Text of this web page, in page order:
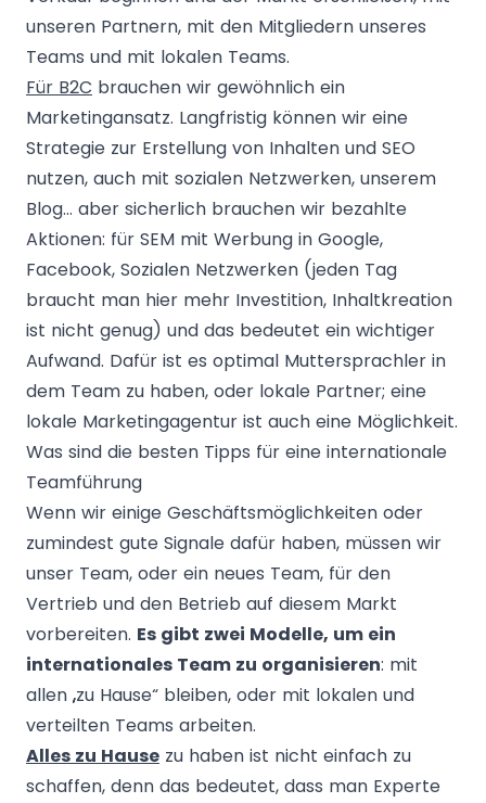
unseren Partnern, mit den Mitgliedern unseres
Teams und mit lokalen Teams.
Für B2C brauchen wir gewöhnlich ein
Marketingansatz. Langfristig können wir eine
Strategie zur Erstellung von Inhalten und SEO
nutzen, auch mit sozialen Netzwerken, unserem
Blog… aber sicherlich brauchen wir bezahlte
Aktionen: für SEM mit Werbung in Google,
Facebook, Sozialen Netzwerken (jeden Tag
braucht man hier mehr Investition, Inhaltkreation
ist nicht genug) und das bedeutet ein wichtiger
Aufwand. Dafür ist es optimal Muttersprachler in
dem Team zu haben, oder lokale Partner; eine
lokale Marketingagentur ist auch eine Möglichkeit.
Was sind die besten Tipps für eine internationale
Teamführung
Wenn wir einige Geschäftsmöglichkeiten oder
zumindest gute Signale dafür haben, müssen wir
unser Team, oder ein neues Team, für den
Vertrieb und den Betrieb auf diesem Markt
vorbereiten. Es gibt zwei Modelle, um ein
internationales Team zu organisieren: mit
allen „zu Hause“ bleiben, oder mit lokalen und
verteilten Teams arbeiten.
Alles zu Hause zu haben ist nicht einfach zu
schaffen, denn das bedeutet, dass man Experte